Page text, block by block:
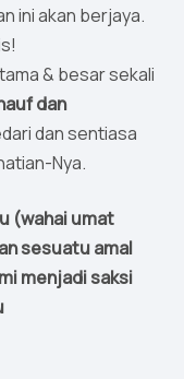
ini akan berjaya.
& besar sekali
dan
dan sentiasa
Nya.
(wahai umat
sesuatu amal
menjadi saksi